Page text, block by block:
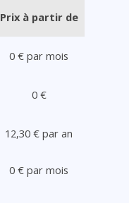
Prix à partir de
0 € par mois
0 €
12,30 € par an
0 € par mois